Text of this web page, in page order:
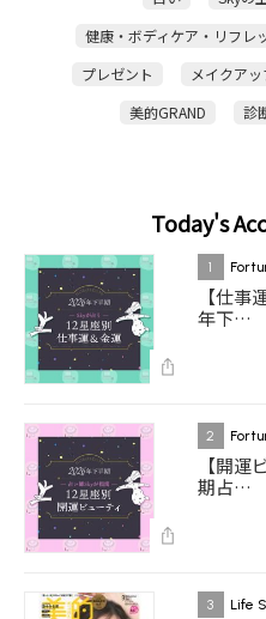
健康・ボディケア・リフレ
プレゼント
メイクアッ
美的GRAND
診
Today's
1
【仕
年下…
2
【開
期占…
3 Life